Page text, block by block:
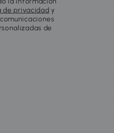
de privacidad y
de